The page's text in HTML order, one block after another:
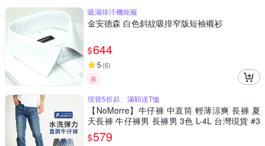
吸濕排汗機能服
金安德森 白色斜紋吸排窄版短袖襯衫
$644
5 (6)
券
現貨5折起、滿額送T恤
【NoMorre】牛仔褲 中直筒 輕薄涼爽 長褲 夏
天長褲 牛仔褲男 長褲男 3色 L-4L 台灣現貨 #3
818
$579